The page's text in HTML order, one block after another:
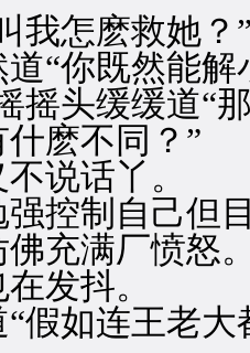
怎麽救她？
你既然能解
摇头缓缓道“
麽不同？”
说话丫。
制自己但目
充满厂愤怒
发抖。
如连王老大